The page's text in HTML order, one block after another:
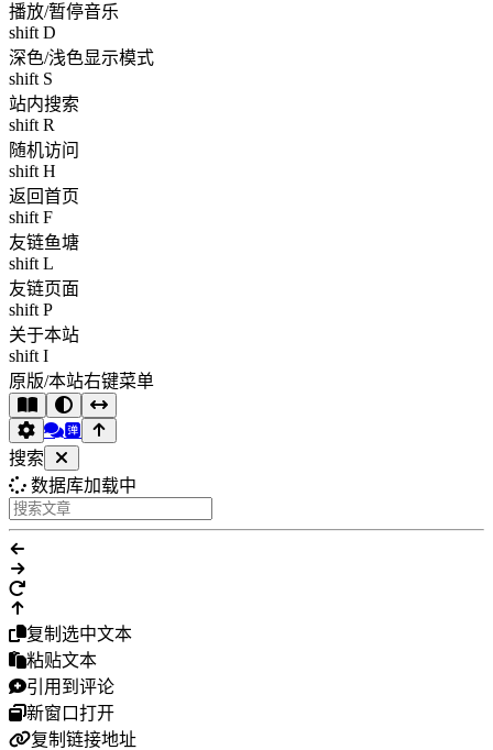
播放/暂停音乐
shift D
深色/浅色显示模式
shift S
站内搜索
shift R
随机访问
shift H
返回首页
shift F
友链鱼塘
shift L
友链页面
shift P
关于本站
shift I
原版/本站右键菜单
搜索
数据库加载中
复制选中文本
粘贴文本
引用到评论
新窗口打开
复制链接地址